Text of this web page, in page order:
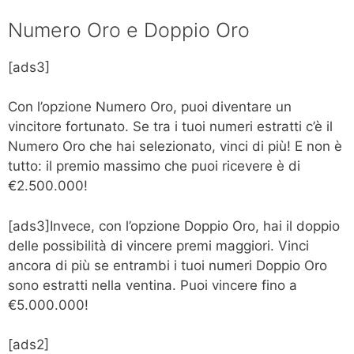
Numero Oro e Doppio Oro
[ads3]
Con l’opzione Numero Oro, puoi diventare un
vincitore fortunato. Se tra i tuoi numeri estratti c’è il
Numero Oro che hai selezionato, vinci di più! E non è
tutto: il premio massimo che puoi ricevere è di
€2.500.000!
[ads3]Invece, con l’opzione Doppio Oro, hai il doppio
delle possibilità di vincere premi maggiori. Vinci
ancora di più se entrambi i tuoi numeri Doppio Oro
sono estratti nella ventina. Puoi vincere fino a
€5.000.000!
[ads2]